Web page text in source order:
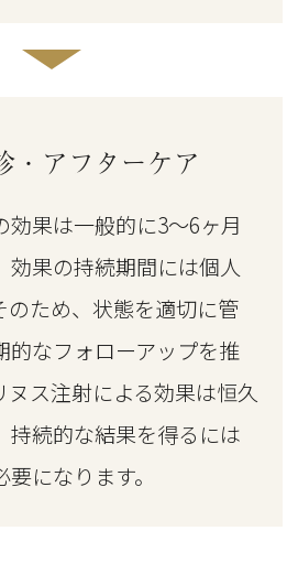
・アフターケア
効果は一般的に3～6ヶ月
効果の持続期間には個人
のため、状態を適切に管
的なフォローアップを推
ヌス注射による効果は恒久
持続的な結果を得るには
になります。